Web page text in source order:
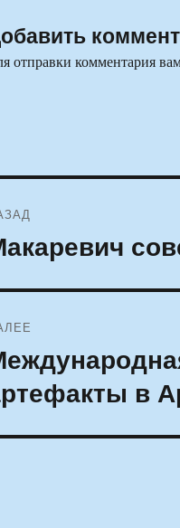
отправки комментария
в